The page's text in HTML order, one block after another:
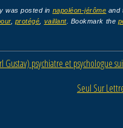
tt
er
ail
ta
g
er
was posted in napoléon-jérôme and
, protégé vaillant. Bookmark the
Gustav) psychiatre et psychologue
Seul Sur